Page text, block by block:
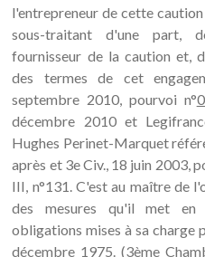
l'entrepreneur de cette
sous-traitant d'une part,
fournisseur de la caution et,
des termes de cet
septembre 2010, pourvoi n°
décembre 2010 et
Hughes Perinet-Marquet
après et 3e Civ., 18 juin 2003,
III, n°131. C'est au maître de
des mesures qu'il met en
obligations mises à sa charge
décembre 1975. (3ème